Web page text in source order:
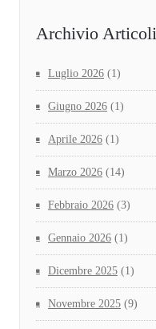
Archivio Articoli
Luglio 2026 (1)
Giugno 2026 (1)
Aprile 2026 (1)
Marzo 2026 (14)
Febbraio 2026 (3)
Gennaio 2026 (1)
Dicembre 2025 (1)
Novembre 2025 (9)